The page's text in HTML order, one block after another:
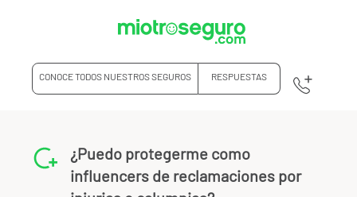
CONOCE TODOS NUESTROS SEGUROS RESPUESTAS
¿Puedo protegerme como
influencers de reclamaciones por